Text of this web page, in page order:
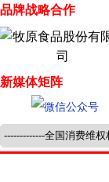
品牌战略合作
新媒体矩阵